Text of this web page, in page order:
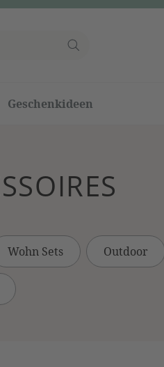
Geschenkideen
Wohn Sets Outdoor